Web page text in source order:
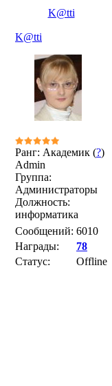
K@tti
K@tti
Ранг: Академик (?)
Admin
Группа:
Администраторы
Должность:
информатика
Сообщений: 6010
Награды:
78
Статус:
Offline